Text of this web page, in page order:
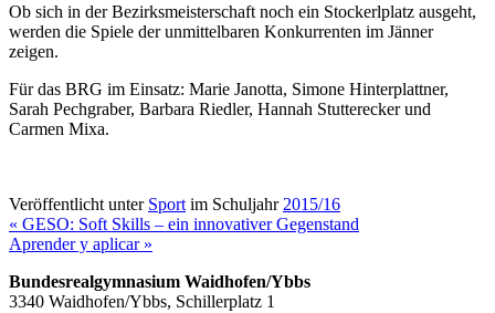
Ob sich in der Bezirksmeisterschaft noch ein Stockerlplatz ausgeht,
werden die Spiele der unmittelbaren Konkurrenten im Jänner
zeigen.
Für das BRG im Einsatz: Marie Janotta, Simone Hinterplattner,
Sarah Pechgraber, Barbara Riedler, Hannah Stutterecker und
Carmen Mixa.
Veröffentlicht unter Sport im Schuljahr 2015/16
« GESO: Soft Skills – ein innovativer Gegenstand
Aprender y aplicar »
Bundesrealgymnasium Waidhofen/Ybbs
3340 Waidhofen/Ybbs, Schillerplatz 1